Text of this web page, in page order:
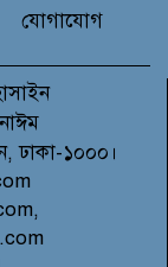
যোগাযোগ
ঢাকা-১০০০।